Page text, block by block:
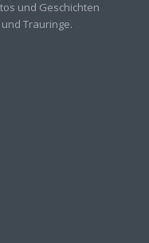
und Geschichten
Trauringe.